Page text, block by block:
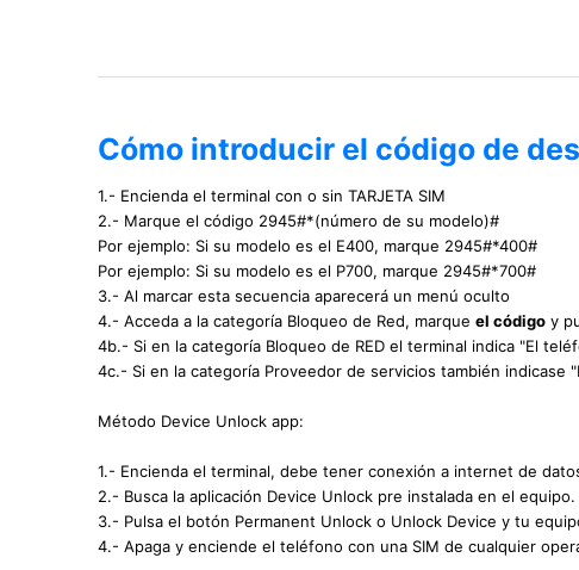
Cómo introducir el código de
1.- Encienda el terminal con o sin TARJETA SIM
2.- Marque el código 2945#*(número de su modelo)#
Por ejemplo: Si su modelo es el E400, marque 2945#*400#
Por ejemplo: Si su modelo es el P700, marque 2945#*700#
3.- Al marcar esta secuencia aparecerá un menú oculto
4.- Acceda a la categoría Bloqueo de Red, marque el código y
4b.- Si en la categoría Bloqueo de RED el terminal indica "El
4c.- Si en la categoría Proveedor de servicios también
Método Device Unlock app:
1.- Encienda el terminal, debe tener conexión a internet de
2.- Busca la aplicación Device Unlock pre instalada en el equipo.
3.- Pulsa el botón Permanent Unlock o Unlock Device y tu
4.- Apaga y enciende el teléfono con una SIM de cualquier